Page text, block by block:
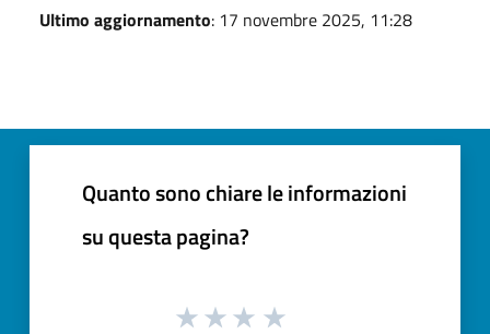
Ultimo aggiornamento: 17 novembre 2025, 11:28
Quanto sono chiare le informazioni
su questa pagina?